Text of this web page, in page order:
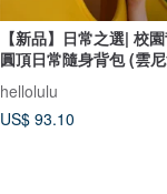
【新品】日常之選| 校
圓頂日常隨身背包 (雲
hellolulu
US$ 93.10